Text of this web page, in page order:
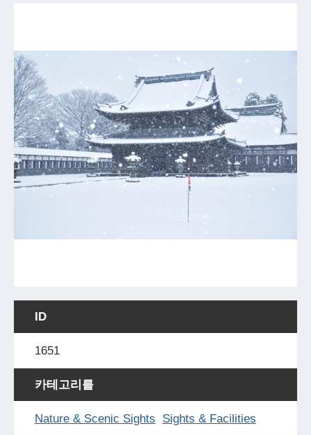
ID
1651
카테고리를
Nature & Scenic Sights Sights & Facilities